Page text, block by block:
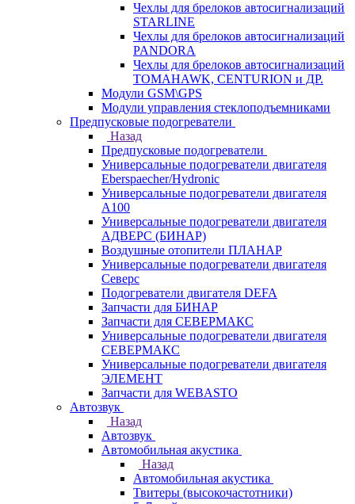
Чехлы для брелоков автосигнализаций
STARLINE
Чехлы для брелоков автосигнализаций
PANDORA
Чехлы для брелоков автосигнализаций
TOMAHAWK, CENTURION и ДР.
Модули GSM\GPS
Модули управления стеклоподъемниками
Предпусковые подогреватели
Назад
Предпусковые подогреватели
Универсальные подогреватели двигателя
Eberspaecher/Hydronic
Универсальные подогреватели двигателя
A100
Универсальные подогреватели двигателя
АДВЕРС (БИНАР)
Воздушные отопители ПЛАНАР
Универсальные подогреватели двигателя
Северс
Подогреватели двигателя DEFA
Запчасти для БИНАР
Запчасти для СЕВЕРМАКС
Универсальные подогреватели двигателя
СЕВЕРМАКС
Универсальные подогреватели двигателя
ЭЛЕМЕНТ
Запчасти для WEBASTO
Автозвук
Назад
Автозвук
Автомобильная акустика
Назад
Автомобильная акустика
Твитеры (высокочастотники)